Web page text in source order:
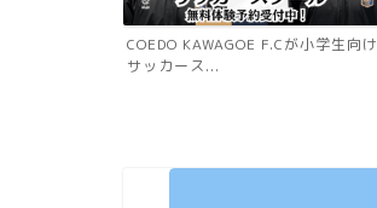
COEDO KAWAGOE F.Cが小学生向け
サッカース...